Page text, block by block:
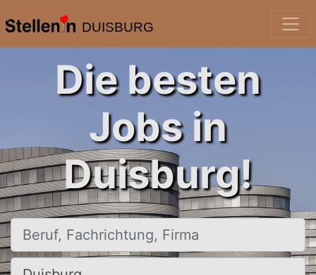
DUISBURG
Die besten
Jobs in
Duisburg!
Beruf, Fachrichtung, Firma
Ort, Stadt